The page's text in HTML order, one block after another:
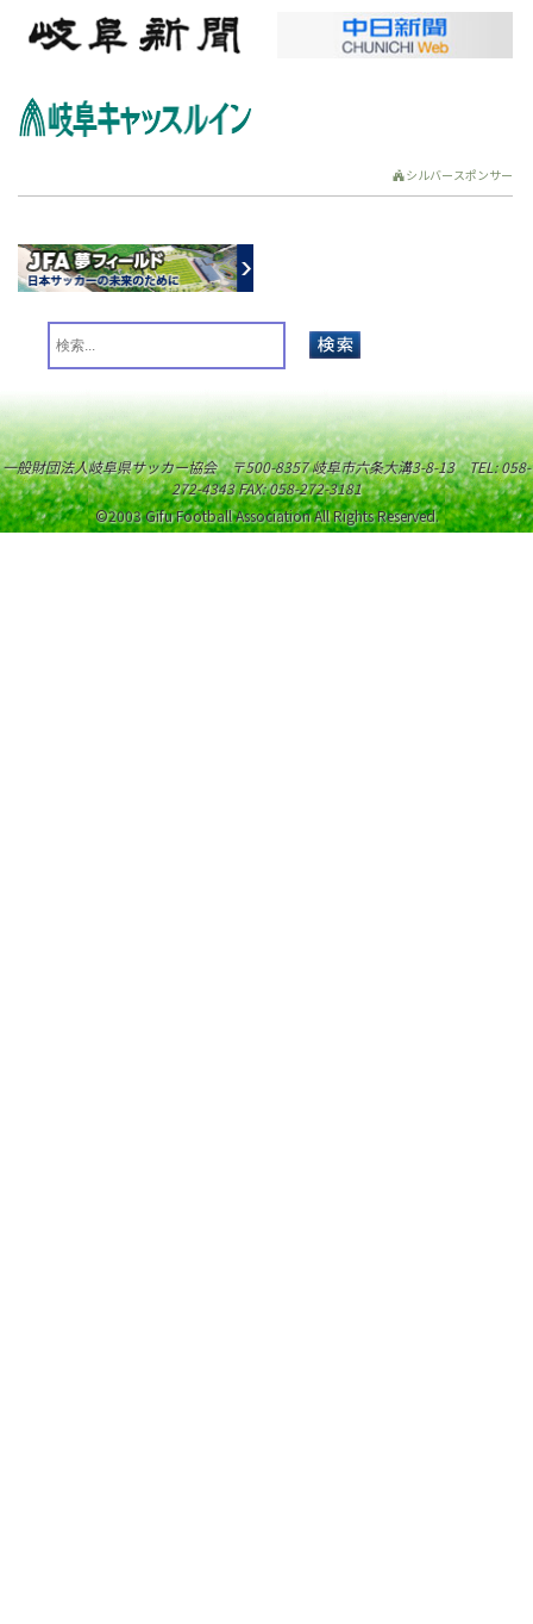
シルバースポンサー
一般財団法人岐阜県サッカー協会 〒500-8357 岐阜市六条大溝3-8-13 TEL: 058-
272-4343 FAX: 058-272-3181
©2003 Gifu Football Association All Rights Reserved.